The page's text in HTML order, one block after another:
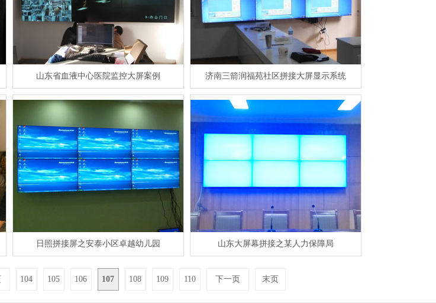
山东省血液中心医院监控大屏案例 济南三箭润福苑社区拼接大屏显示系统
日照拼接屏之安泰小区卓越幼儿园 山东大屏幕拼接之某人力保障局
104 105 106 107 108 109 110 下一页 末页